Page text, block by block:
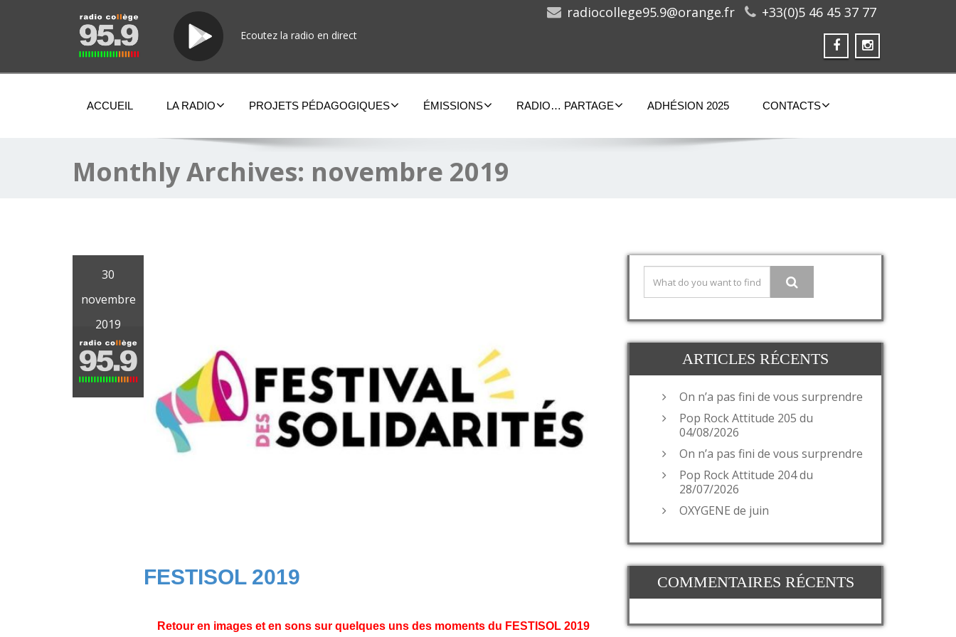
Ecoutez la radio en direct
radiocollege95.9@orange.fr +33(0)5 46 45 37 77
ACCUEIL LA RADIO PROJETS PÉDAGOGIQUES ÉMISSIONS RADIO… PARTAGE ADHÉSION 2025 CONTACTS
Monthly Archives: novembre 2019
30
novembre
2019
FESTISOL 2019
Retour en images et en sons sur quelques uns des moments du FESTISOL 2019
ARTICLES RÉCENTS
On n’a pas fini de vous surprendre
Pop Rock Attitude 205 du
04/08/2026
On n’a pas fini de vous surprendre
Pop Rock Attitude 204 du
28/07/2026
OXYGENE de juin
COMMENTAIRES RÉCENTS